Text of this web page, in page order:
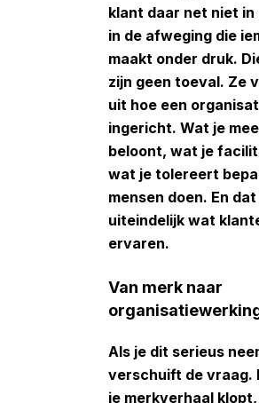
klant daar net niet in
in de afweging die
maakt onder druk.
zijn geen toeval. Ze
uit hoe een
ingericht. Wat je
beloont, wat je
wat je tolereert
mensen doen. En
uiteindelijk wat
ervaren.
Van merk naar
Als je dit serieus
verschuift de vraag.
je merkverhaal